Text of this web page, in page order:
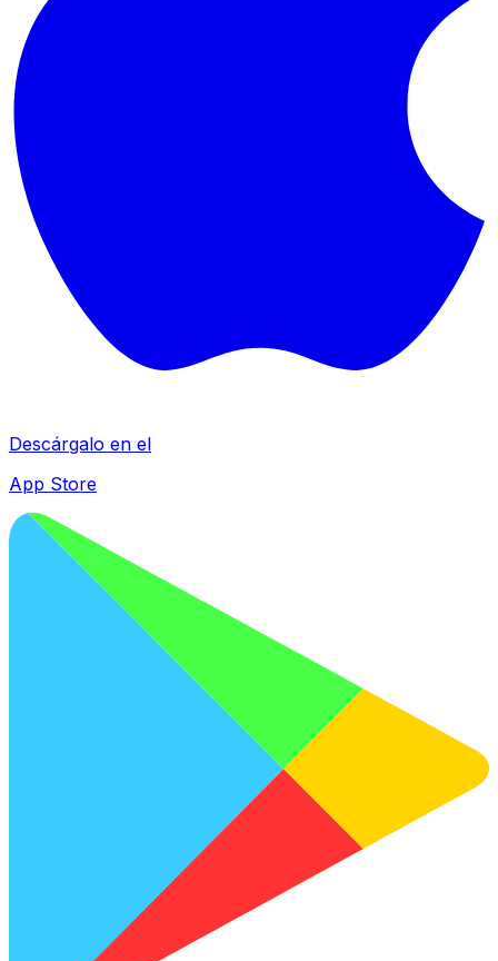
Descárgalo en el
App Store